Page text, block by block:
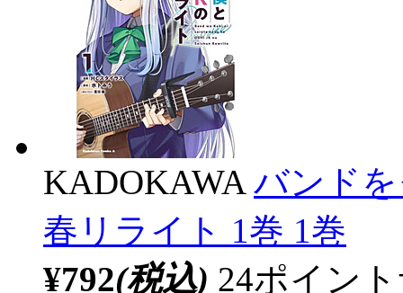
KADOKAWA バンド
春リライト 1巻 1巻
¥792(税込) 24ポイン